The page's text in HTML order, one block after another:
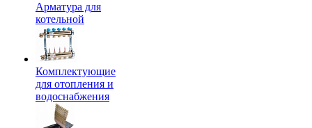
Арматура для
котельной
Комплектующие
для отопления и
водоснабжения